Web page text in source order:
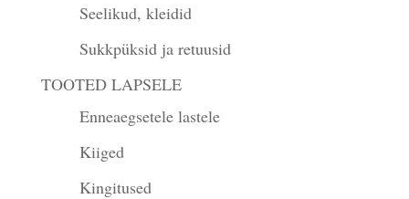
Seelikud, kleidid
Sukkpüksid ja retuusid
TOOTED LAPSELE
Enneaegsetele lastele
Kiiged
Kingitused